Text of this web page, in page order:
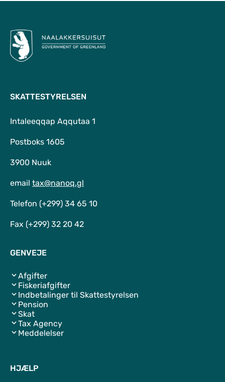
SKATTESTYRELSEN
Intaleeqqap Aqqutaa 1
Postboks 1605
3900 Nuuk
email tax@nanoq.gl
Telefon (+299) 34 65 10
Fax (+299) 32 20 42
GENVEJE
Afgifter
Fiskeriafgifter
Indbetalinger til Skattestyrelsen
Pension
Skat
Tax Agency
Meddelelser
HJÆLP